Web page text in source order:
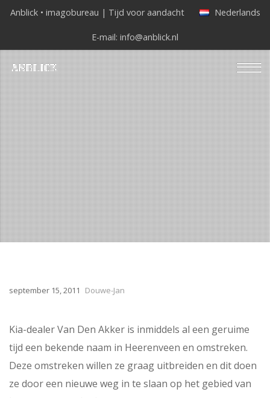
Anblick • imagobureau | Tijd voor aandacht Nederlands
E-mail: info@anblick.nl
september 15, 2011 Douwe-Jan
Kia-dealer Van Den Akker is inmiddels al een geruime
tijd een bekende naam in Heerenveen en omstreken.
Deze omstreken willen ze graag uitbreiden en dit doen
ze door een nieuwe weg in te slaan op het gebied van